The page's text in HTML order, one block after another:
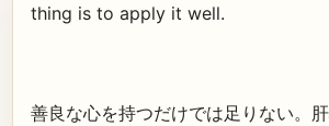
thing is to apply it well.
善良な心を持つだけでは足りない。